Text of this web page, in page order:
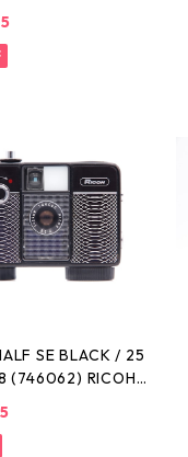
SE BLACK / 25
(746062) RICOH